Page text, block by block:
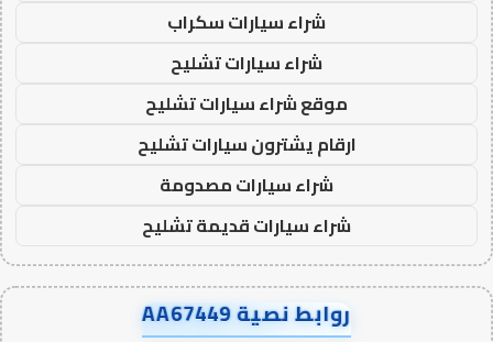
شراء سيارات سكراب
شراء سيارات تشليح
موقع شراء سيارات تشليح
ارقام يشترون سيارات تشليح
شراء سيارات مصدومة
شراء سيارات قديمة تشليح
روابط نصية AA67449